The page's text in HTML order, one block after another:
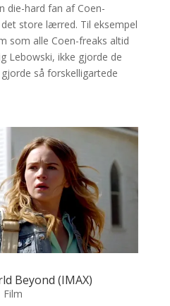
die-hard fan af Coen-
store lærred. Til eksempel
som alle Coen-freaks altid
Lebowski, ikke gjorde de
så forskelligartede
Beyond (IMAX)
Film